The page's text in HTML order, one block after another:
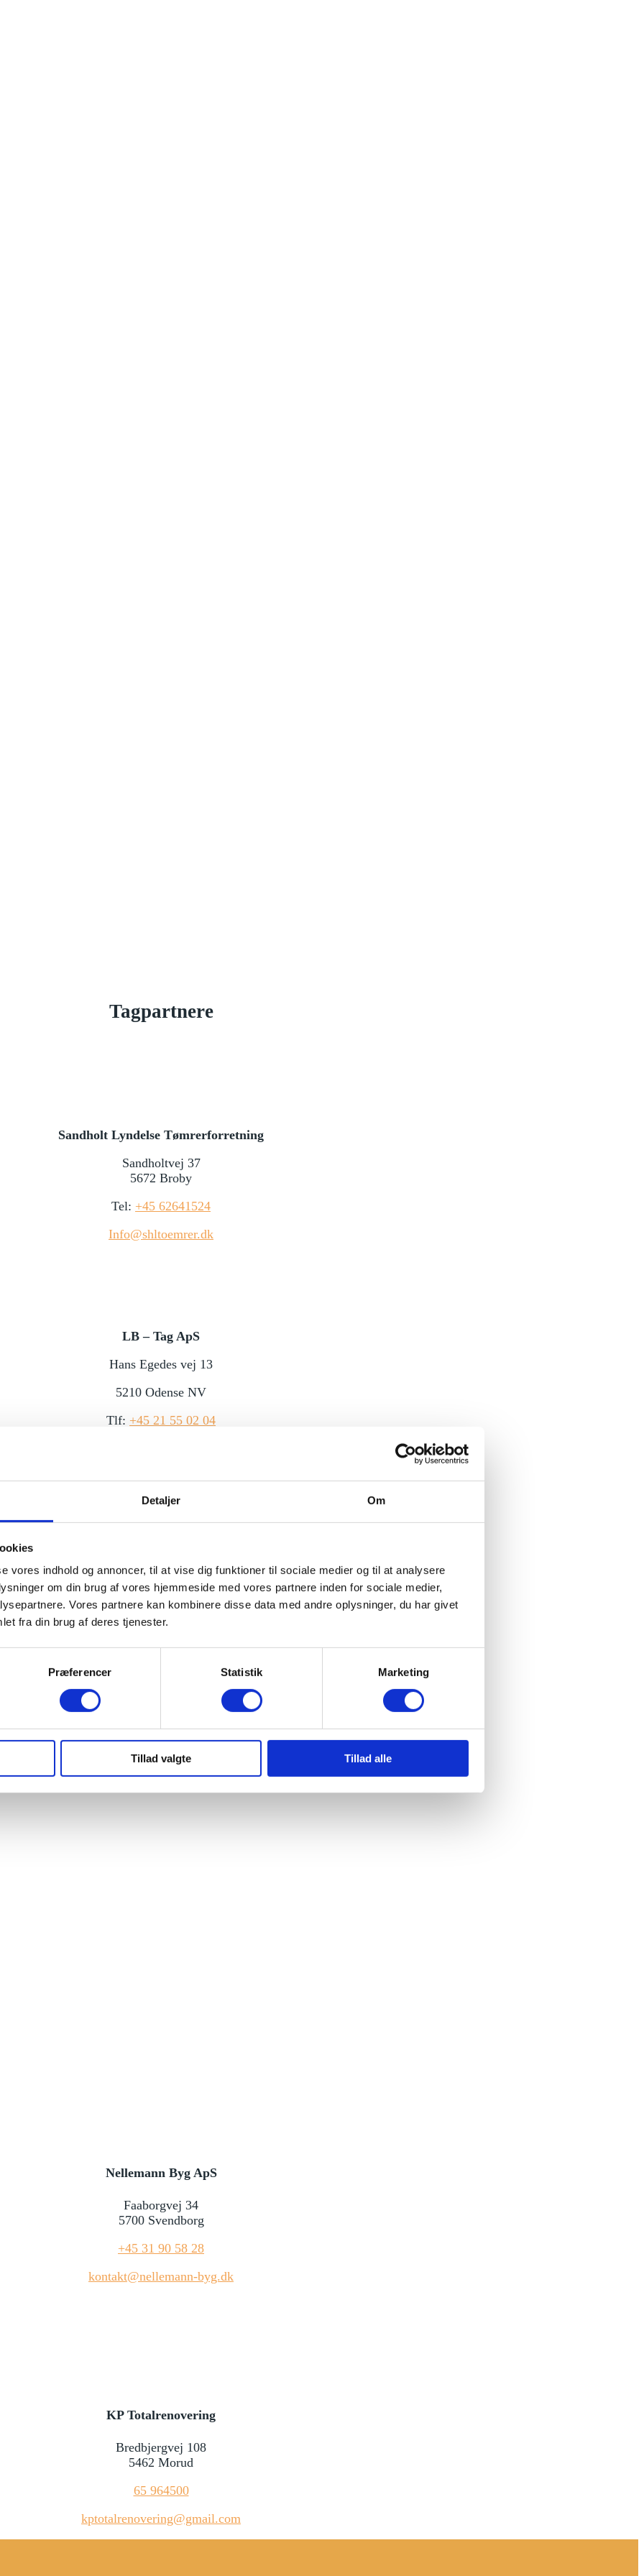
Detaljer Om
vores indhold og annoncer, til at vise dig funktioner til sociale medier og til at analysere
om din brug af vores hjemmeside med vores partnere inden for sociale medier,
Vores partnere kan kombinere disse data med andre oplysninger, du har givet
fra din brug af deres tjenester.
Præferencer Statistik Marketing
Tillad valgte Tillad alle
Tagpartnere
Sandholt Lyndelse Tømrerforretning
Sandholtvej 37
5672 Broby
Tel: +45 62641524
Info@shltoemrer.dk
LB – Tag ApS
Hans Egedes vej 13
5210 Odense NV
Tlf: +45 21 55 02 04
Tømrerfirmaet JM ApS
Tel:+45 31 34 78 87
kontakt@tfjm.dk
Nellemann Byg ApS
Faaborgvej 34
5700 Svendborg
+45 31 90 58 28
kontakt@nellemann-byg.dk
KP Totalrenovering
Bredbjergvej 108
5462 Morud
65 964500
kptotalrenovering@gmail.com